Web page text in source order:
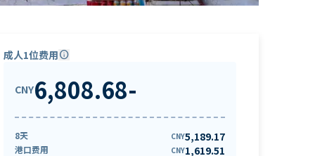
成人1位费用info
CNY6,808.68-
8天 CNY5,189.17
港口费用 CNY1,619.51